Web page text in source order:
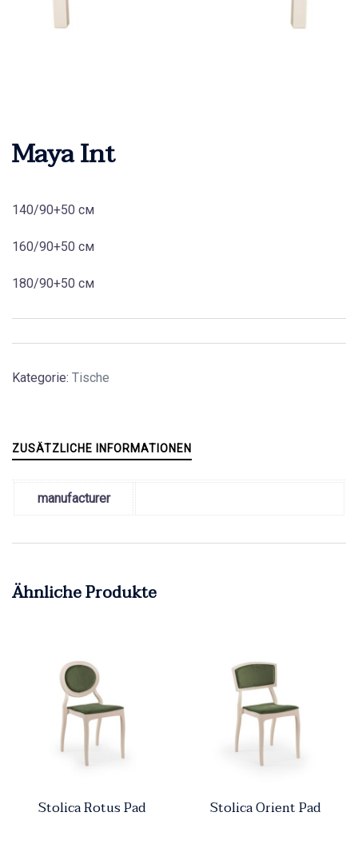
Maya Int
140/90+50 см
160/90+50 см
180/90+50 см
Kategorie: Tische
ZUSÄTZLICHE INFORMATIONEN
manufacturer
Ähnliche Produkte
Stolica Rotus Pad Stolica Orient Pad